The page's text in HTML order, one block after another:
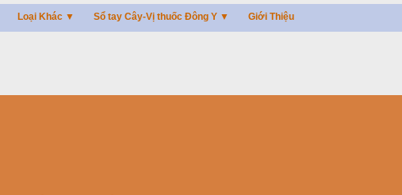
Loại Khác ▼ Sổ tay Cây-Vị thuốc Đông Y ▼ Giới Thiệu